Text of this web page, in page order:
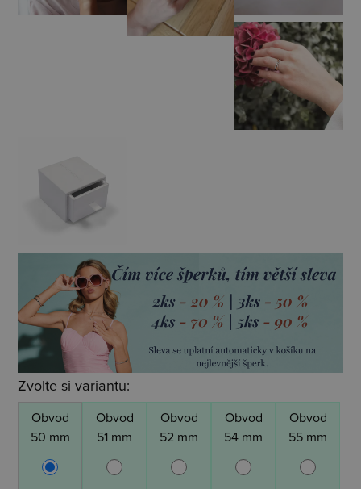
Zvolte si variantu:
Obvod
50 mm
Obvod
51 mm
Obvod
52 mm
Obvod
54 mm
Obvod
55 mm